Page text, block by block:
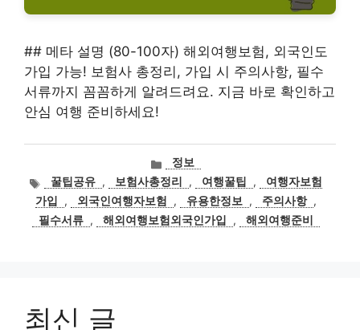
## 메타 설명 (80-100자) 해외여행보험, 외국인도
가입 가능! 보험사 총정리, 가입 시 주의사항, 필수
서류까지 꼼꼼하게 알려드려요. 지금 바로 확인하고
안심 여행 준비하세요!
카
테
고
리
정보
태
그
꿀팁공유 , 보험사총정리 , 여행꿀팁 ,
여행자보험
가입
, 외국인여행자보험 , 유용한정보 , 주의사항 ,
필수서류 , 해외여행보험외국인가입 , 해외여행준비
최신 글